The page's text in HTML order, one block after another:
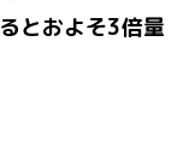
とおよそ3倍量